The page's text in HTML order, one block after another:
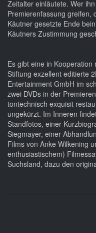
Zeitalter einläutete. Wer
Premierenfassung greifen,
Käutner gesetzte Ende
Käutners Zustimmung
Es gibt eine in
Stiftung exzellent editierte
Entertainment GmbH im
zwei DVDs in der
tontechnisch exquisit
ungekürzt. Im Inneren
Standfotos, einer
Siegmayer, einer
Films von Anke Wilkening
enthusiastischem)
Suchsland, dazu den